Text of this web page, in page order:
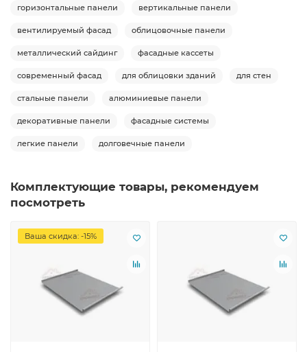
горизонтальные панели вертикальные панели
вентилируемый фасад облицовочные панели
металлический сайдинг фасадные кассеты
современный фасад для облицовки зданий для стен
стальные панели алюминиевые панели
декоративные панели фасадные системы
легкие панели долговечные панели
Комплектующие товары, рекомендуем
посмотреть
Ваша скидка: -15%